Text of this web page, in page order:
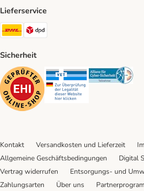
Lieferservice
DHL Shipping Method
Sicherheit
Security Security
Kontakt Versandkosten und Lieferzeit
Allgemeine Geschäftsbedingungen
Digital
Vertrag widerrufen
Entsorgungs- und
Zahlungsarten
Über uns